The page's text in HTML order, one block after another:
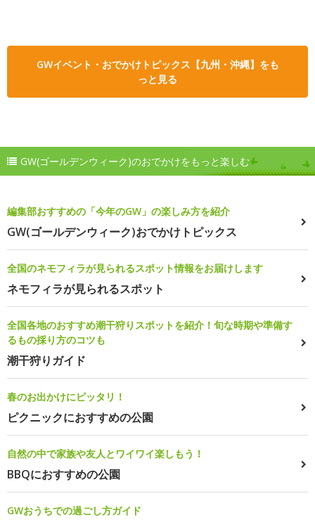
GWイベント・おでかけトピックス【九州・沖縄】をも
っと見る
GW(ゴールデンウィーク)のおでかけをもっと楽しむ
編集部おすすめの「今年のGW」の楽しみ方を紹介
GW(ゴールデンウィーク)おでかけトピックス
全国のネモフィラが見られるスポット情報をお届けします
ネモフィラが見られるスポット
全国各地のおすすめ潮干狩りスポットを紹介！旬な時期や準備す
るもの採り方のコツも
潮干狩りガイド
春のお出かけにピッタリ！
ピクニックにおすすめの公園
自然の中で家族や友人とワイワイ楽しもう！
BBQにおすすめの公園
GWおうちでの過ごし方ガイド